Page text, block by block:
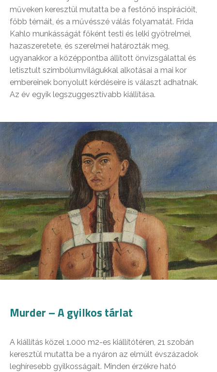
műveken keresztül mutatta be a festőnő inspirációit,
főbb témáit, és a művésszé válás folyamatát. Frida
Kahlo munkásságát főként testi és lelki gyötrelmei,
hazaszeretete, és szerelmei határozták meg,
ugyanakkor a középpontba állított önvizsgálattal és
letisztult szimbólumvilágukkal alkotásai a mai kor
embereinek bonyolult kérdéseire is választ adhatnak.
Az év egyik legszuggesztívabb kiállítása.
Murder – A gyilkos tárlat
A kiállítás közel 1.000 m2-es kiállítótéren, 21 szobán
keresztül mutatta be a nyáron az elmúlt évszázadok
leghíresebb gyilkosságait. Minden érzékre ható